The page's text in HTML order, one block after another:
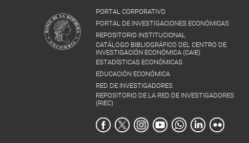
PORTAL CORPORATIVO
PORTAL DE INVESTIGACIONES ECONÓMICAS
REPOSITORIO INSTITUCIONAL
CATÁLOGO BIBLIOGRÁFICO DEL CENTRO DE
INVESTIGACIÓN ECONÓMICA (CAIE)
ESTADÍSTICAS ECONÓMICAS
EDUCACIÓN ECONÓMICA
RED DE INVESTIGADORES
REPOSITORIO DE LA RED DE INVESTIGADORES
(RIEC)